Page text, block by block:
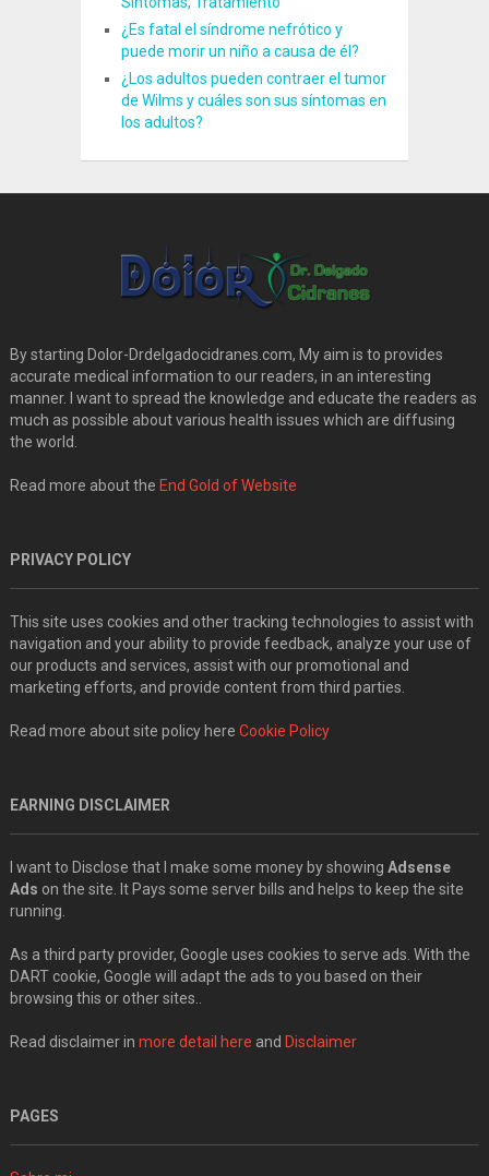
¿Es fatal el síndrome nefrótico y
puede morir un niño a causa de él?
¿Los adultos pueden contraer el tumor
de Wilms y cuáles son sus síntomas en
los adultos?
By starting Dolor-Drdelgadocidranes.com, My aim is to provides
accurate medical information to our readers, in an interesting
manner. I want to spread the knowledge and educate the readers as
much as possible about various health issues which are diffusing
the world.
Read more about the End Gold of Website
PRIVACY POLICY
This site uses cookies and other tracking technologies to assist with
navigation and your ability to provide feedback, analyze your use of
our products and services, assist with our promotional and
marketing efforts, and provide content from third parties.
Read more about site policy here Cookie Policy
EARNING DISCLAIMER
I want to Disclose that I make some money by showing Adsense
Ads on the site. It Pays some server bills and helps to keep the site
running.
As a third party provider, Google uses cookies to serve ads. With the
DART cookie, Google will adapt the ads to you based on their
browsing this or other sites..
Read disclaimer in more detail here and Disclaimer
PAGES